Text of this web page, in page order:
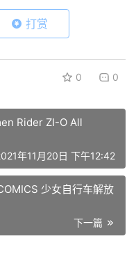
打赏
0 0
Rider ZI-O All
年11月20日 下午12:42
少女自行车解放
下一篇